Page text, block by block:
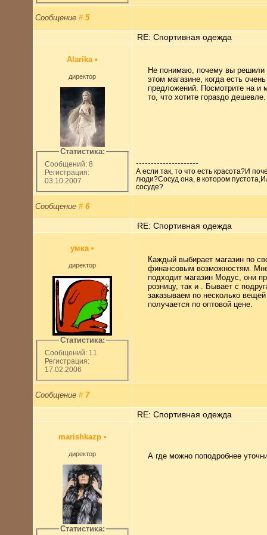
Сообщение # 5
RE: Спортивная одежда
Alarika •
директор
Статистика:
Сообщений: 8
Регистрация:
03.10.2007
Не понимаю, почему вы решили
этом магазине, когда есть
предложений. Посмотрите на и
то, что хотите гораздо дешевле.
---------------------
А если так, то что есть красота?И
люди?Сосуд она, в котором
сосуде?
Сообщение # 6
RE: Спортивная одежда
умка •
директор
Статистика:
Сообщений: 11
Регистрация:
17.02.2006
Каждый выбирает магазин по
финансовым возможностям.
подходит магазин Модус, они
розницу, так и . Бывает с
заказываем по несколько вещей
получается по оптовой цене.
Сообщение # 7
RE: Спортивная одежда
marishkazp •
директор
Статистика:
А где можно поподробнее